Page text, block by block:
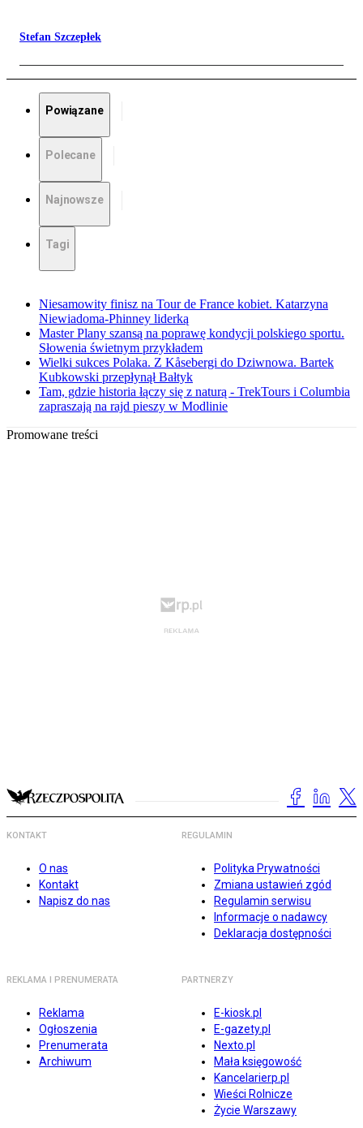
Stefan Szczepłek
Powiązane
Polecane
Najnowsze
Tagi
Niesamowity finisz na Tour de France kobiet. Katarzyna
Niewiadoma-Phinney liderką
Master Plany szansą na poprawę kondycji polskiego sportu.
Słowenia świetnym przykładem
Wielki sukces Polaka. Z Kåsebergi do Dziwnowa. Bartek
Kubkowski przepłynął Bałtyk
Tam, gdzie historia łączy się z naturą - TrekTours i Columbia
zapraszają na rajd pieszy w Modlinie
Promowane treści
KONTAKT
O nas
Kontakt
Napisz do nas
REGULAMIN
Polityka Prywatności
Zmiana ustawień zgód
Regulamin serwisu
Informacje o nadawcy
Deklaracja dostępności
REKLAMA I PRENUMERATA
Reklama
Ogłoszenia
Prenumerata
Archiwum
PARTNERZY
E-kiosk.pl
E-gazety.pl
Nexto.pl
Mała księgowość
Kancelarierp.pl
Wieści Rolnicze
Życie Warszawy